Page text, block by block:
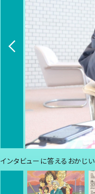
インタビューに答えるおかじい